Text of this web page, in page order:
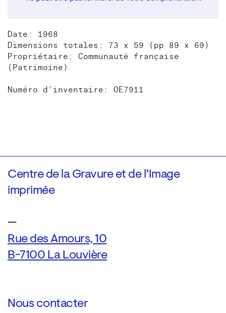
Date: 1968
Dimensions totales: 73 x 59 (pp 89 x 69)
Propriétaire: Communauté française
(Patrimoine)
Numéro d'inventaire: OE7911
Centre de la Gravure et de l’Image
imprimée
—
Rue des Amours, 10
B-7100 La Louvière
Nous contacter